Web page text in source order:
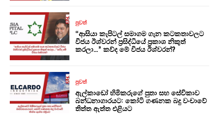
පුවත්
“ආසියා කැපිටල් සමාගම ගැන කටකතාවලට
විජය ඊශ්වරන් ප්‍රසිද්ධියේ ප්‍රකාශ නිකුත්
කරලා…” කව්ද මේ විජය ඊශ්වරන්?
පුවත්
ඇල්කාඩෝ හිමිකරුගේ පුතා සහ සේවිකාව
බන්ධනාගාරයට: කෝටි ගණනක බදු වංචාවේ
තිත්ත ඇත්ත එළියට